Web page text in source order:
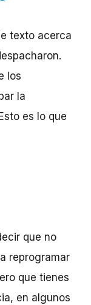
texto acerca
los
la
es lo que
que no
reprogramar
que tienes
en algunos